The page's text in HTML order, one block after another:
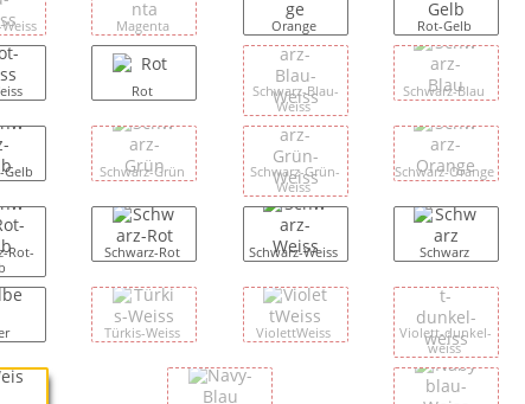
Magenta Orange Rot-Gelb
Rot
Schwarz-Blau-
Weiss
Schwarz-Blau
Gelb Schwarz-Grün
Schwarz-Grün-
Weiss
Schwarz-Orange
Rot-
Schwarz-Rot Schwarz-Weiss Schwarz
Türkis-Weiss ViolettWeiss
Violett-dunkel-
weiss